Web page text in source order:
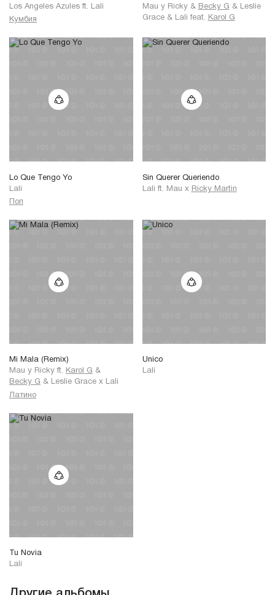
Los Angeles Azules ft. Lali
Кумбия
Mau y Ricky & Becky G & Leslie
Grace & Lali feat. Karol G
Lo Que Tengo Yo
Lali
Поп
Sin Querer Queriendo
Lali ft. Mau x Ricky Martin
Mi Mala (Remix)
Mau y Ricky ft. Karol G &
Becky G & Leslie Grace x Lali
Латино
Unico
Lali
Tu Novia
Lali